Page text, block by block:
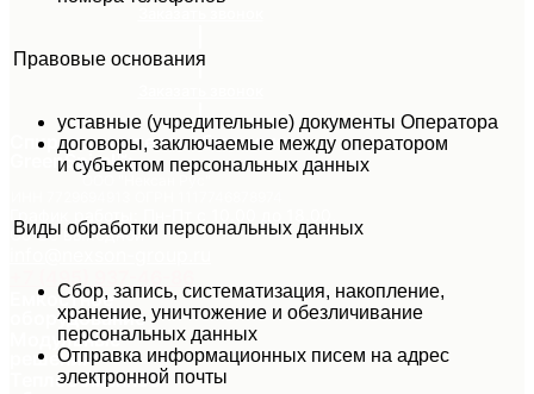
Спиральные теплообменники
GreenSpiral™:
ООО "Нексан Рус"
Сб-Вс выходной
+7 (495) 937-46-86
Емкостное
оборудование
Модульные
решения
Теплообменное
Правовые основания
уставные (учредительные) документы Оператора
договоры, заключаемые между оператором
и субъектом персональных данных
Виды обработки персональных данных
Сбор, запись, систематизация, накопление,
хранение, уничтожение и обезличивание
персональных данных
Отправка информационных писем на адрес
электронной почты